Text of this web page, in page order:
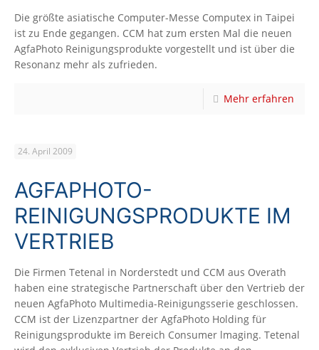
Die größte asiatische Computer-Messe Computex in Taipei
ist zu Ende gegangen. CCM hat zum ersten Mal die neuen
AgfaPhoto Reinigungsprodukte vorgestellt und ist über die
Resonanz mehr als zufrieden.
Mehr erfahren
24. April 2009
AGFAPHOTO-
REINIGUNGSPRODUKTE IM
VERTRIEB
Die Firmen Tetenal in Norderstedt und CCM aus Overath
haben eine strategische Partnerschaft über den Vertrieb der
neuen AgfaPhoto Multimedia-Reinigungsserie geschlossen.
CCM ist der Lizenzpartner der AgfaPhoto Holding für
Reinigungsprodukte im Bereich Consumer lmaging. Tetenal